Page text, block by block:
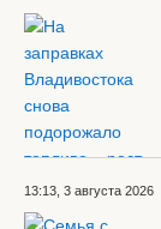
13:13, 3 августа 2026